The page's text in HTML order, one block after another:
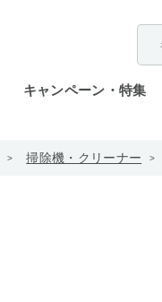
キャンペーン・特集
掃除機・クリーナー